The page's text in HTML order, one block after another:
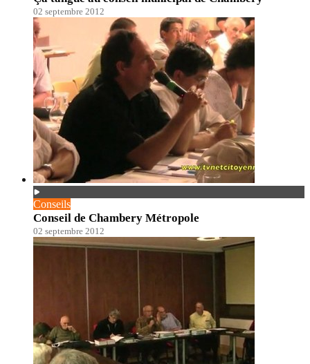
02 septembre 2012
Conseils
Conseil de Chambery Métropole
02 septembre 2012